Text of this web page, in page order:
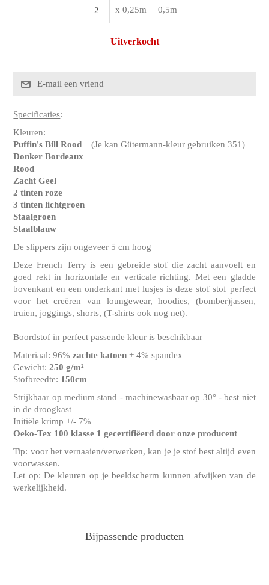
x 0,25m = 0,5m
Uitverkocht
Specificaties:
Kleuren:
Puffin's Bill Rood (Je kan Gütermann-kleur gebruiken 351)
Donker Bordeaux
Rood
Zacht Geel
2 tinten roze
3 tinten lichtgroen
Staalgroen
Staalblauw
De slippers zijn ongeveer 5 cm hoog
Deze French Terry is een gebreide stof die zacht aanvoelt en
goed rekt in horizontale en verticale richting. Met een gladde
bovenkant en een onderkant met lusjes is deze stof stof perfect
voor het creëren van loungewear, hoodies, (bomber)jassen,
truien, joggings, shorts, (T-shirts ook nog net).
Boordstof in perfect passende kleur is beschikbaar
Materiaal: 96%zachte katoen + 4% spandex
Gewicht:250 g/m²
Stofbreedte: 150cm
Strijkbaar op medium stand - machinewasbaar op 30° - best niet
in de droogkast
Initiële krimp +/- 7%
Oeko-Tex 100 klasse 1 gecertifiëerd door onze producent
Tip: voor het vernaaien/verwerken, kan je je stof best altijd even
voorwassen.
Let op: De kleuren op je beeldscherm kunnen afwijken van de
werkelijkheid.
Bijpassende producten